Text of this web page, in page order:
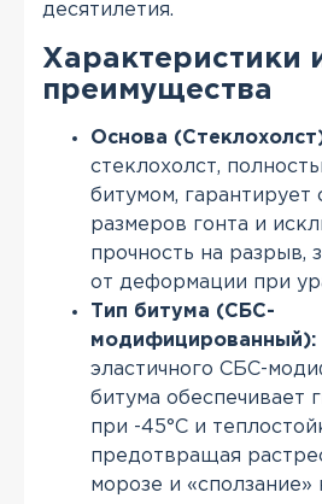
десятилетия.
Характеристики
преимущества
Основа
стеклохолст,
битумом, гарантирует
размеров гонта и
прочность на
от деформации при
Тип битума (СБС-
модифицированный):
эластичного СБС-
битума обеспечивает
при -45°С и
предотвращая
морозе и «сползание»